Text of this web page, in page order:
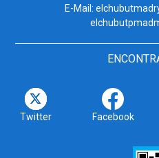
E-Mail:
Twitter Facebook